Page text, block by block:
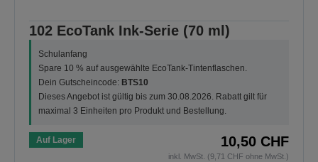
102 EcoTank Ink-Serie (70 ml)
Schulanfang
Spare 10 % auf ausgewählte EcoTank-Tintenflaschen.
Dein Gutscheincode: BTS10
Dieses Angebot ist gültig bis zum 30.08.2026. Rabatt gilt für
maximal 3 Einheiten pro Produkt und Bestellung.
Auf Lager 10,50 CHF
inkl. MwSt. (9,71 CHF ohne MwSt.)